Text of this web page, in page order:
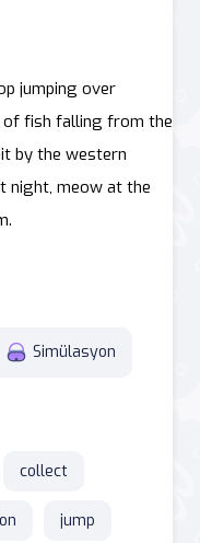
jumping over
fish falling from the
by the western
night, meow at the
Simülasyon
collect
jump